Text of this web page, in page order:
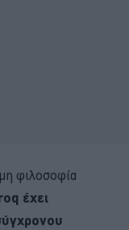
φιλοσοφία
έχει